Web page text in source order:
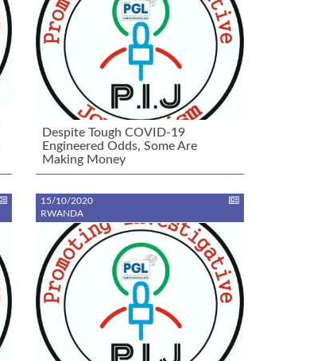
Despite Tough COVID-19
Engineered Odds, Some Are
Making Money
15/10/2020
RWANDA